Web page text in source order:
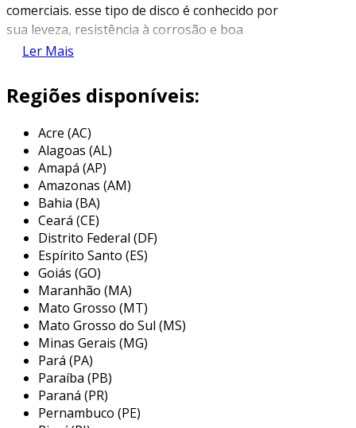
comerciais. esse tipo de disco é conhecido por
sua leveza, resistência à corrosão e boa
condutividade térmica, sendo uma escolha
aéreo e construção.
normalmente a partir de ligas de alumínio, o
que proporciona propriedades mecânicas
superiores em relação a discos feitos de outros
materiais. além disso, o alumínio pode ser
facilmente moldado e tratado para atender a
requisitos específicos de durabilidade e
resistência, tornando-o ideal para diferentes
aplicações.
principais aplicações do distribuidor
de disco de alumínio
os discos de alumínio têm uma ampla gama de
aplicações em diversas indústrias. eles são
frequentemente utilizados em projetos que
exigem materiais leves e de alta performance,
Ler Mais
Regiões disponíveis:
Acre (AC)
Alagoas (AL)
Amapá (AP)
Amazonas (AM)
Bahia (BA)
Ceará (CE)
Distrito Federal (DF)
Espírito Santo (ES)
Goiás (GO)
Maranhão (MA)
Mato Grosso (MT)
Mato Grosso do Sul (MS)
Minas Gerais (MG)
Pará (PA)
Paraíba (PB)
Paraná (PR)
Pernambuco (PE)